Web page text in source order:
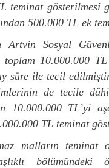
teminat gösterilmesi
500.000 TL ek
Artvin Sosyal
toplam 10.000.000
süre ile tecil
de tecile
TL’yi
TL teminat
malların teminat
bölümündeki